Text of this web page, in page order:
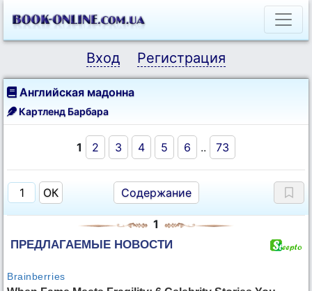
Вход Регистрация
Английская мадонна
Картленд Барбара
1 2 3 4 5 6 .. 73
Содержание
1